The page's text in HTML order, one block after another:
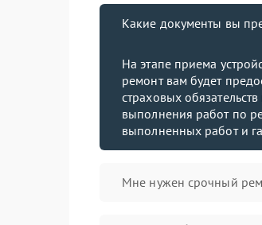
Какие документы вы
На этапе приема
ремонт вам будет
страховых
выполнения работ по
выполненных работ и
Мне нужен срочный